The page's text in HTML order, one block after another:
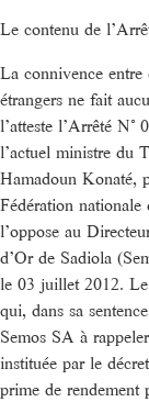
Le contenu de
La connivence entre
étrangers ne fait
l’atteste l’Arrêté
l’actuel ministre du
Hamadoun Konaté,
Fédération
l’oppose au
d’Or de Sadiola
le 03 juillet 2012.
qui, dans sa
Semos SA à
instituée par le
prime de